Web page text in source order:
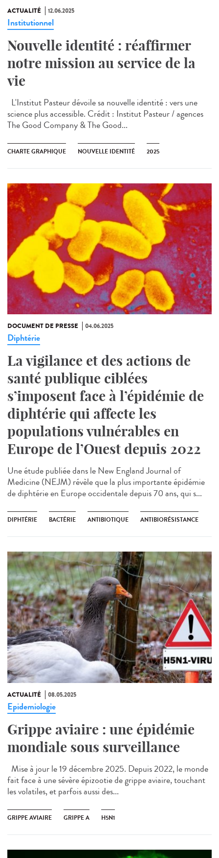
ACTUALITÉ 12.06.2025
Institutionnel
Nouvelle identité : réaffirmer
notre mission au service de la
vie
L'Institut Pasteur dévoile sa nouvelle identité : vers une
science plus accessible. Crédit : Institut Pasteur / agences
The Good Company & The Good...
CHARTE GRAPHIQUE NOUVELLE IDENTITÉ 2025
DOCUMENT DE PRESSE 04.06.2025
Diphtérie
La vigilance et des actions de
santé publique ciblées
s’imposent face à l’épidémie de
diphtérie qui affecte les
populations vulnérables en
Europe de l’Ouest depuis 2022
Une étude publiée dans le New England Journal of
Medicine (NEJM) révèle que la plus importante épidémie
de diphtérie en Europe occidentale depuis 70 ans, qui s...
DIPHTÉRIE BACTÉRIE ANTIBIOTIQUE ANTIBIORÉSISTANCE
ACTUALITÉ 08.05.2025
Epidemiologie
Grippe aviaire : une épidémie
mondiale sous surveillance
Mise à jour le 19 décembre 2025. Depuis 2022, le monde
fait face à une sévère épizootie de grippe aviaire, touchant
les volatiles, et parfois aussi des...
GRIPPE AVIAIRE GRIPPE A H5N1